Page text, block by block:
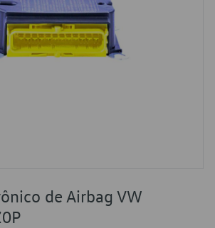
de Airbag VW